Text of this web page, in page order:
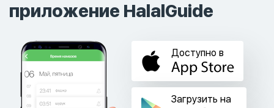
приложение HalalGuide
Доступно в
Загрузить на